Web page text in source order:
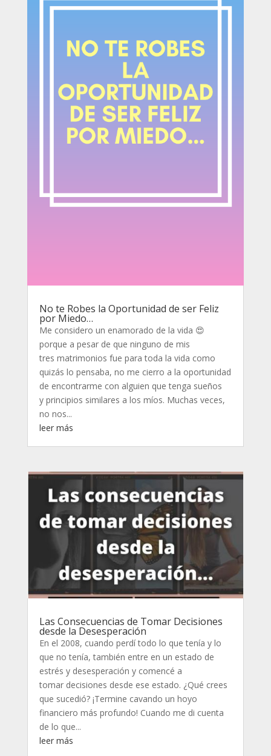
No te Robes la Oportunidad de ser Feliz
por Miedo…
Me considero un enamorado de la vida 😍
porque a pesar de que ninguno de mis
tres matrimonios fue para toda la vida como
quizás lo pensaba, no me cierro a la oportunidad
de encontrarme con alguien que tenga sueños
y principios similares a los míos. Muchas veces,
no nos...
leer más
Las Consecuencias de Tomar Decisiones
desde la Desesperación
En el 2008, cuando perdí todo lo que tenía y lo
que no tenía, también entre en un estado de
estrés y desesperación y comencé a
tomar decisiones desde ese estado. ¿Qué crees
que sucedió? ¡Termine cavando un hoyo
financiero más profundo! Cuando me di cuenta
de lo que...
leer más